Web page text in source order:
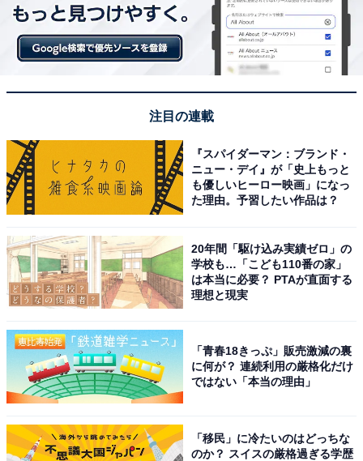
パナソニック ヘアドライヤー ナノケア EH-NA0K-K 高浸
透ナノイー&ミネラル搭載 コンパクト ナイトキャップノ
ズル チャコールブラック
Amazonで見る
パナソニック ドライヤー イオニティ Wミネラル&マイナ
スイオン コンパクト 大風量 軽量 速乾 モダンホワイト
Amazonで見る
パナソニック「EH-NE5M-A」
注目の連載
『スパイダーマン：ブランド・
ニュー・デイ』が「史上もっと
も優しいヒーロー映画」になっ
た理由。予習したい作品は？
20年間「駆け込み実績ゼロ」の
学校も…「こども110番の家」
は本当に必要？ PTAが直面する
理想と現実
「青春18きっぷ」販売激減の裏
に何が？ 連続利用の厳格化だけ
ではない「本当の理由」
「移民」に冷たいのはどっちな
のか？ スイスの厳格過ぎる学歴